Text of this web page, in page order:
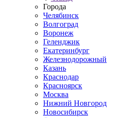
Города
Челябинск
Волгоград
Воронеж
Геленджик
Екатеринбург
Железнодорожный
Казань
Краснодар
Красноярск
Москва
Нижний Новгород
Новосибирск